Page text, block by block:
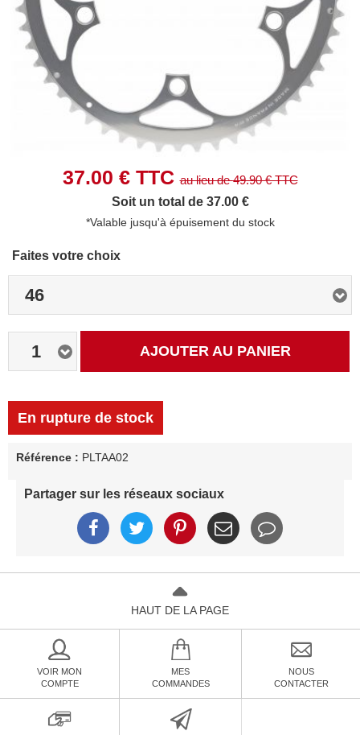
37.00 € TTCau lieu de49.90€ TTC
Soit un total de 37.00 €
*Valable jusqu'à épuisement du stock
Faites votre choix
46
1 AJOUTER AU PANIER
En rupture de stock
Référence : PLTAA02
Partager sur les réseaux sociaux
HAUT DE LA PAGE
VOIR MON
COMPTE
MES
COMMANDES
NOUS
CONTACTER